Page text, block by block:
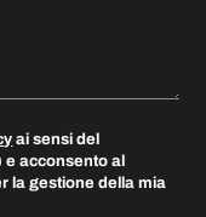
ai sensi del
e acconsento al
la gestione della mia